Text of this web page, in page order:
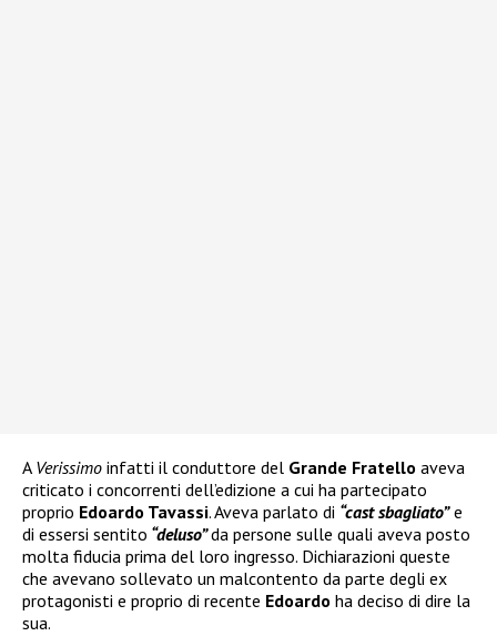
A Verissimo infatti il conduttore del Grande Fratello aveva
criticato i concorrenti dell’edizione a cui ha partecipato
proprio Edoardo Tavassi. Aveva parlato di “cast sbagliato”e
di essersi sentito “deluso”da persone sulle quali aveva posto
molta fiducia prima del loro ingresso. Dichiarazioni queste
che avevano sollevato un malcontento da parte degli ex
protagonisti e proprio di recente Edoardo ha deciso di dire la
sua.